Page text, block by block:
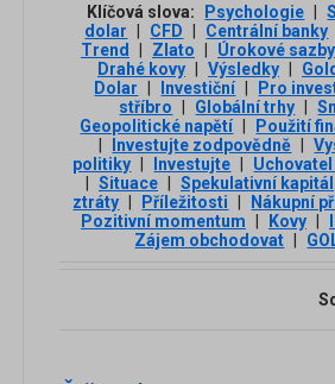
Klíčová slova: Psychologie
dolar
CFD Centrální banky
Trend
Zlato Úrokové sazby
Drahé kovy
Výsledky Gold
Dolar
Investiční Pro
stříbro
Globální trhy
Geopolitické napětí
Použití
Investujte zodpovědně
politiky
Investujte
Situace Spekulativní kapitál
ztráty
Příležitosti Nákupní
Pozitivní momentum
Kovy
Zájem obchodovat